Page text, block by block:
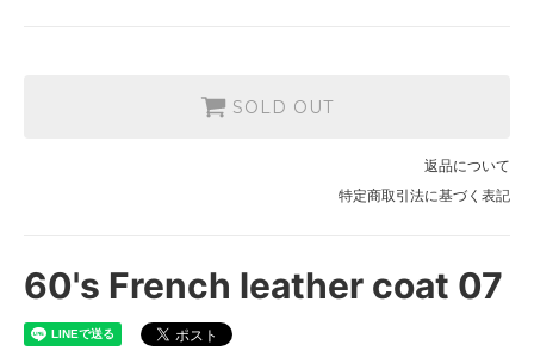
SOLD OUT
返品について
特定商取引法に基づく表記
60's French leather coat 07